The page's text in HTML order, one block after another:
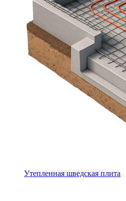
Утепленная шведская плита